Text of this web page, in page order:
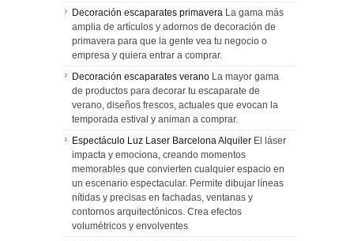
Decoración escaparates primavera La gama más
amplia de artículos y adornos de decoración de
primavera para que la gente vea tu negocio o
empresa y quiera entrar a comprar.
Decoración escaparates verano La mayor gama
de productos para decorar tu escaparate de
verano, diseños frescos, actuales que evocan la
temporada estival y animan a comprar.
Espectáculo Luz Laser Barcelona Alquiler El láser
impacta y emociona, creando momentos
memorables que convierten cualquier espacio en
un escenario espectacular. Permite dibujar líneas
nítidas y precisas en fachadas, ventanas y
contornos arquitectónicos. Crea efectos
volumétricos y envolventes